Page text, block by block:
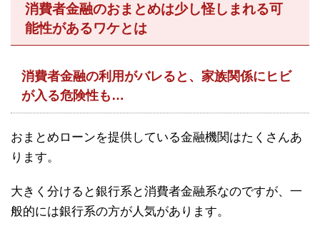
消費者金融のおまとめは少し怪しまれる可
能性があるワケとは
消費者金融の利用がバレると、家族関係にヒビ
が入る危険性も…
おまとめローンを提供している金融機関はたくさんあ
ります。
大きく分けると銀行系と消費者金融系なのですが、一
般的には銀行系の方が人気があります。